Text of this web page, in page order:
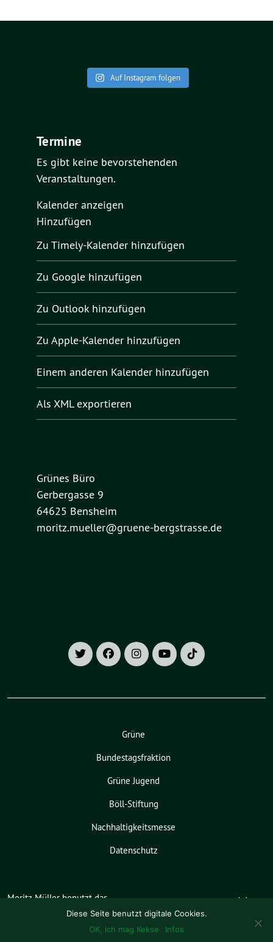
Auf Instagram folgen
Termine
Es gibt keine bevorstehenden
Veranstaltungen.
Kalender anzeigen
Hinzufügen
Zu Timely-Kalender hinzufügen
Zu Google hinzufügen
Zu Outlook hinzufügen
Zu Apple-Kalender hinzufügen
Einem anderen Kalender hinzufügen
Als XML exportieren
Grünes Büro
Gerbergasse 9
64625 Bensheim
moritz.mueller@gruene-bergstrasse.de
Grüne
Bundestagsfraktion
Grüne Jugend
Böll-Stiftung
Nachhaltigkeitsmesse
Datenschutz
Moritz Müller benutzt das
freie grüne Themesunflower‐ ein
verdigado eG
Diese Seite benutzt digitale Cookies.
OK, ich mag Kekse
Infos